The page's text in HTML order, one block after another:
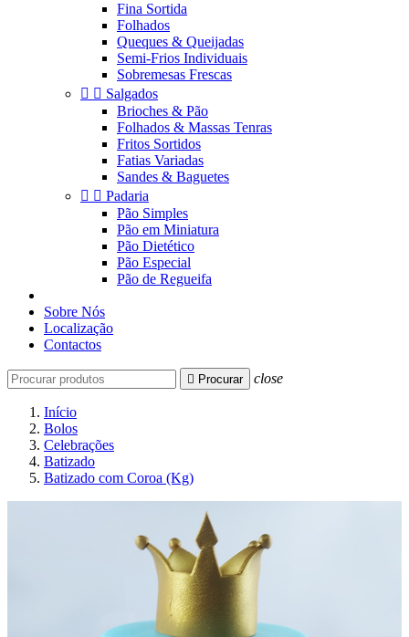
Fina Sortida
Folhados
Queques & Queijadas
Semi-Frios Individuais
Sobremesas Frescas
  Salgados
Brioches & Pão
Folhados & Massas Tenras
Fritos Sortidos
Fatias Variadas
Sandes & Baguetes
  Padaria
Pão Simples
Pão em Miniatura
Pão Dietético
Pão Especial
Pão de Regueifa
Sobre Nós
Localização
Contactos
 Procurar close
Início
Bolos
Celebrações
Batizado
Batizado com Coroa (Kg)